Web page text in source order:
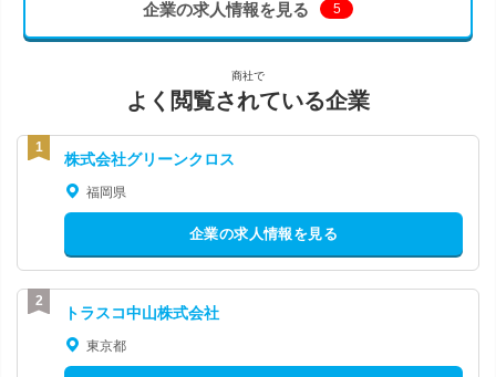
企業の求人情報を見る 5
商社で
よく閲覧されている企業
株式会社グリーンクロス
福岡県
企業の求人情報を見る
トラスコ中山株式会社
東京都